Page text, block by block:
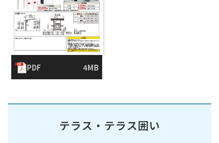
PDF 4MB
テラス・テラス囲い